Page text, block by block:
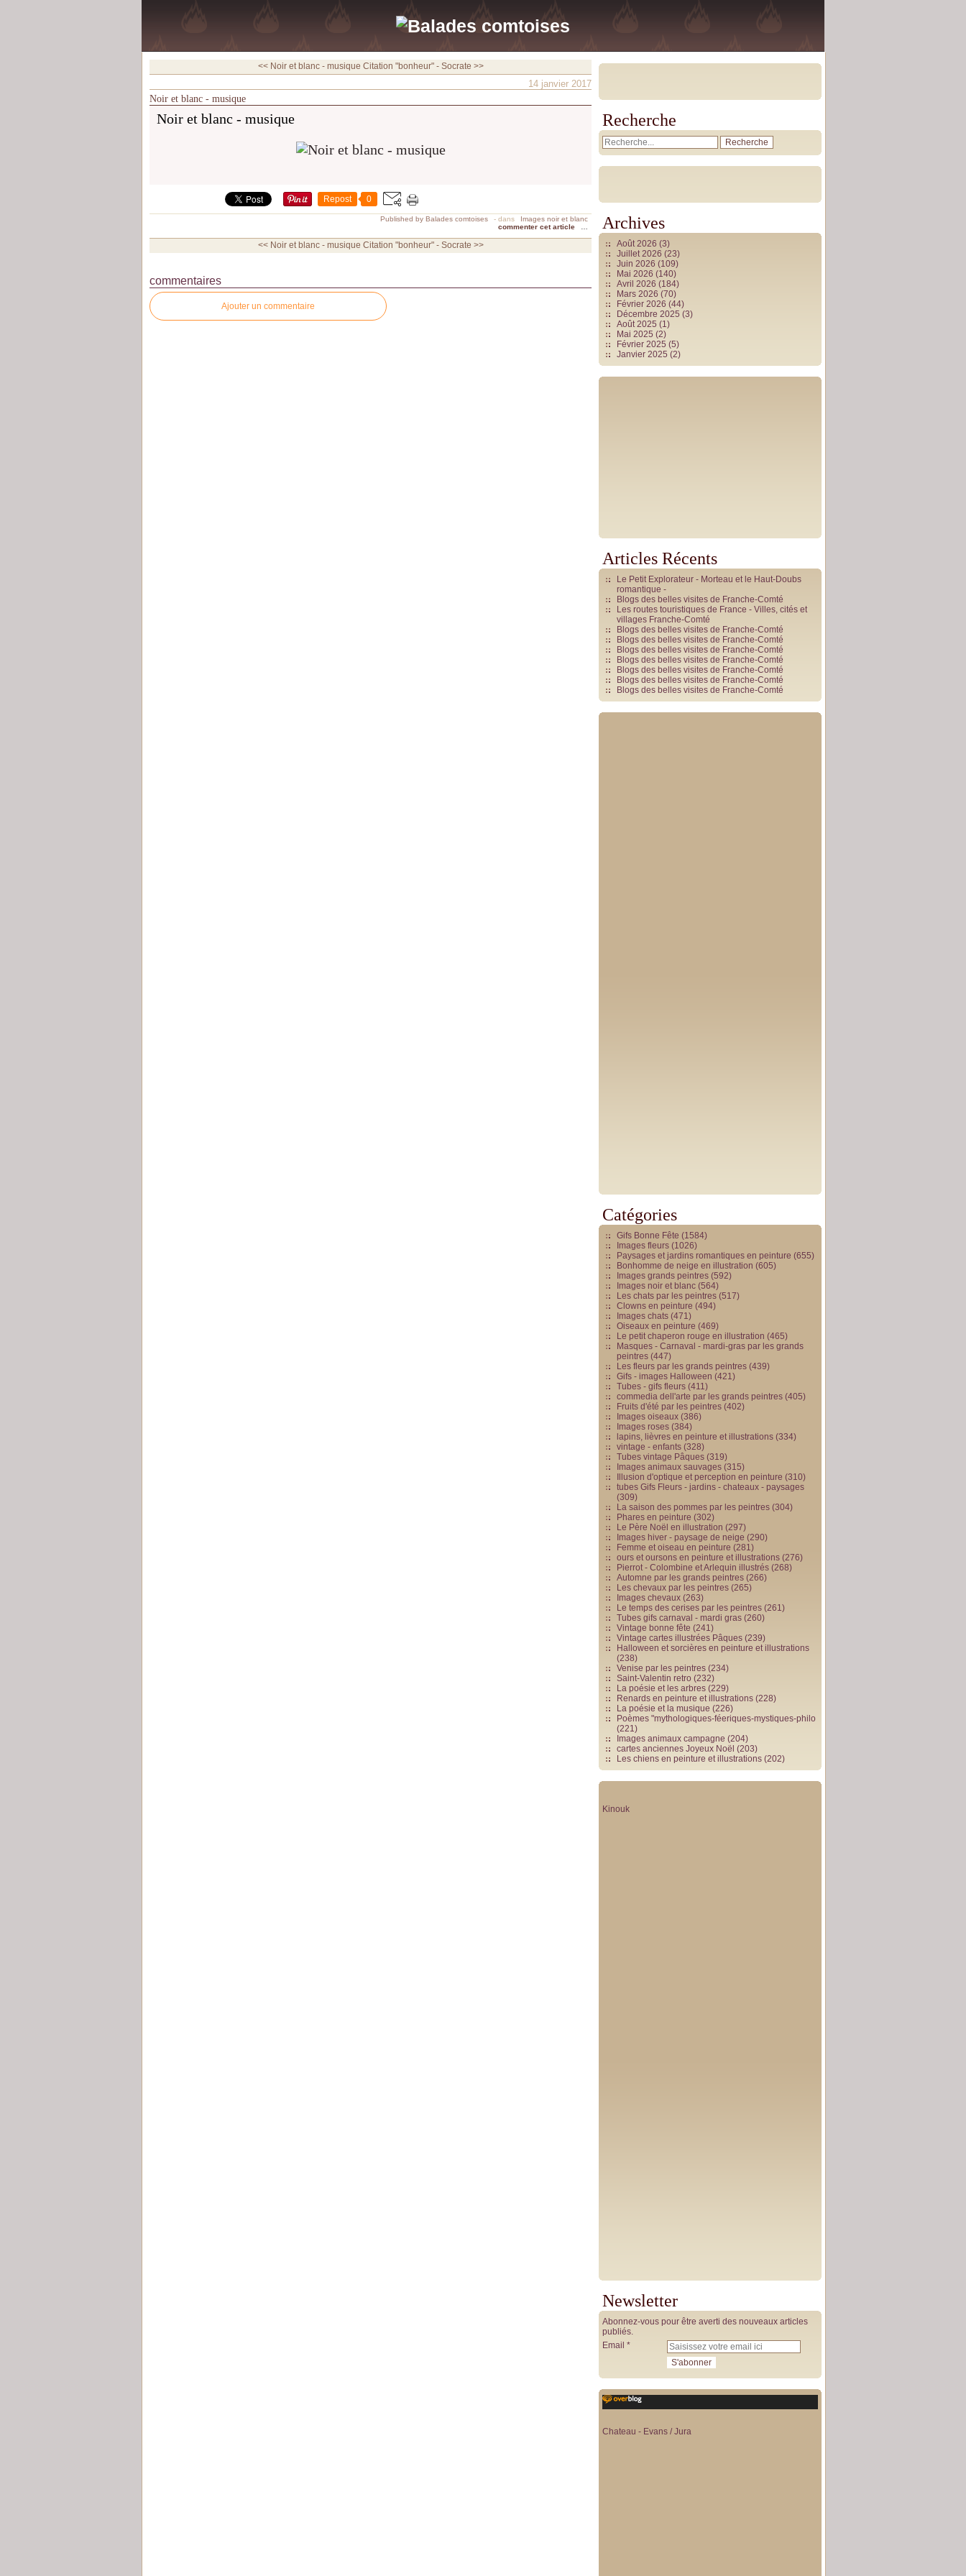
<< Noir et blanc - musique Citation "bonheur" - Socrate >>
14 janvier 2017
Noir et blanc - musique
Noir et blanc - musique
Repost 0
Published by Balades comtoises - dans
Images noir et blanc
commenter cet article
<< Noir et blanc - musique Citation "bonheur" - Socrate >>
commentaires
Ajouter un commentaire
Recherche
Archives
Août 2026 (3)
Juillet 2026 (23)
Juin 2026 (109)
Mai 2026 (140)
Avril 2026 (184)
Mars 2026 (70)
Février 2026 (44)
Décembre 2025 (3)
Août 2025 (1)
Mai 2025 (2)
Février 2025 (5)
Janvier 2025 (2)
Articles Récents
Le Petit Explorateur - Morteau et le Haut-Doubs
romantique -
Blogs des belles visites de Franche-Comté
Les routes touristiques de France - Villes, cités et
villages Franche-Comté
Blogs des belles visites de Franche-Comté
Blogs des belles visites de Franche-Comté
Blogs des belles visites de Franche-Comté
Blogs des belles visites de Franche-Comté
Blogs des belles visites de Franche-Comté
Blogs des belles visites de Franche-Comté
Blogs des belles visites de Franche-Comté
Catégories
Gifs Bonne Fête (1584)
Images fleurs (1026)
Paysages et jardins romantiques en peinture (655)
Bonhomme de neige en illustration (605)
Images grands peintres (592)
Images noir et blanc (564)
Les chats par les peintres (517)
Clowns en peinture (494)
Images chats (471)
Oiseaux en peinture (469)
Le petit chaperon rouge en illustration (465)
Masques - Carnaval - mardi-gras par les grands
peintres (447)
Les fleurs par les grands peintres (439)
Gifs - images Halloween (421)
Tubes - gifs fleurs (411)
commedia dell'arte par les grands peintres (405)
Fruits d'été par les peintres (402)
Images oiseaux (386)
Images roses (384)
lapins, lièvres en peinture et illustrations (334)
vintage - enfants (328)
Tubes vintage Pâques (319)
Images animaux sauvages (315)
Illusion d'optique et perception en peinture (310)
tubes Gifs Fleurs - jardins - chateaux - paysages
(309)
La saison des pommes par les peintres (304)
Phares en peinture (302)
Le Père Noël en illustration (297)
Images hiver - paysage de neige (290)
Femme et oiseau en peinture (281)
ours et oursons en peinture et illustrations (276)
Pierrot - Colombine et Arlequin illustrés (268)
Automne par les grands peintres (266)
Les chevaux par les peintres (265)
Images chevaux (263)
Le temps des cerises par les peintres (261)
Tubes gifs carnaval - mardi gras (260)
Vintage bonne fête (241)
Vintage cartes illustrées Pâques (239)
Halloween et sorcières en peinture et illustrations
(238)
Venise par les peintres (234)
Saint-Valentin retro (232)
La poésie et les arbres (229)
Renards en peinture et illustrations (228)
La poésie et la musique (226)
Poèmes "mythologiques-féeriques-mystiques-philo
(221)
Images animaux campagne (204)
cartes anciennes Joyeux Noël (203)
Les chiens en peinture et illustrations (202)
Kinouk
Newsletter
Abonnez-vous pour être averti des nouveaux articles
publiés.
Email
Chateau - Evans / Jura